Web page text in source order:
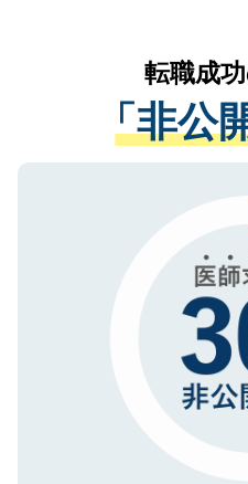
は、個人情報の取
管理基準を満たし
る、プライバシー
ご登録いただいた
で、機密保持に関
かがいして、現在
経験をまじえなが
させていただきま
ない方には、長期
ので、まずはご登
転職成
「非公